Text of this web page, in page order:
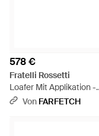
578 €
Fratelli Rossetti
Loafer Mit Applikation -
Schwarz
Von FARFETCH